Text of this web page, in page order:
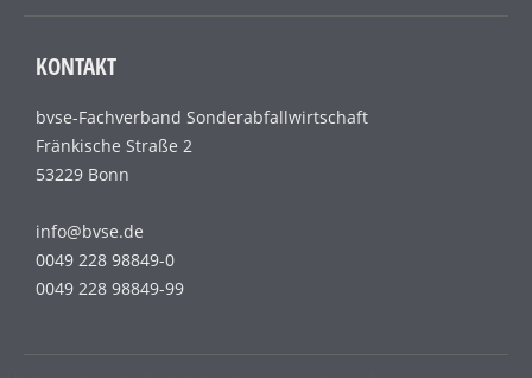
KONTAKT
bvse-Fachverband Sonderabfallwirtschaft
Fränkische Straße 2
53229 Bonn
info@bvse.de
0049 228 98849-0
0049 228 98849-99